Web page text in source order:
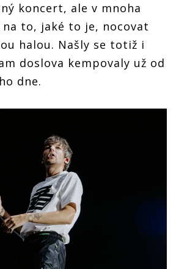
koncert, ale v mnoha
to, jaké to je, nocovat
halou. Našly se totiž i
doslova kempovaly už od
dne.